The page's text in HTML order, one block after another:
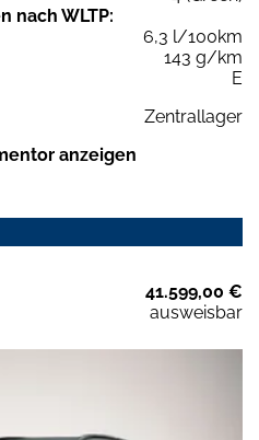
nach WLTP:
6,3 l/100km
143 g/km
E
Zentrallager
anzeigen
41.599,00 €
ausweisbar